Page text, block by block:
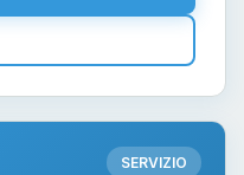
SERVIZIO